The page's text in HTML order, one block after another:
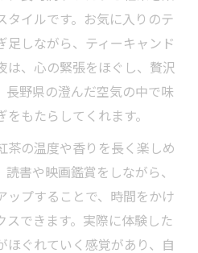
タイルです。お気に入りのテ
足しながら、ティーキャンド
は、心の緊張をほぐし、贅沢
長野県の澄んだ空気の中で味
もたらしてくれます。
茶の温度や香りを長く楽しめ
書や映画鑑賞をしながら、
ップすることで、時間をかけ
スできます。実際に体験した
ほぐれていく感覚があり、自